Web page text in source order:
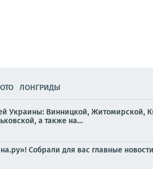
ЛОНГРИДЫ
Украины: Винницкой, Житомирской,
а также на...
Собрали для вас главные новости